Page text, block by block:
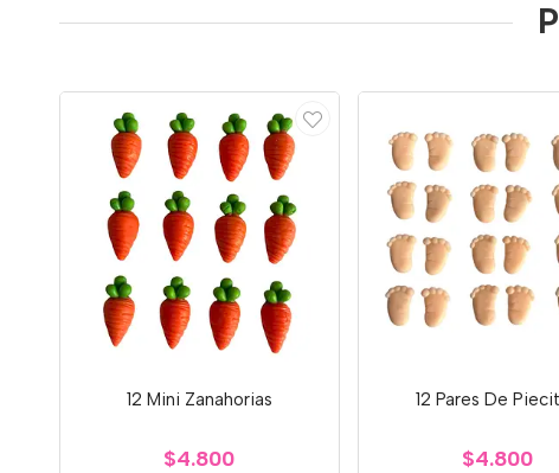
12 Mini Zanahorias
$4.800
12 Pares De
$4.800